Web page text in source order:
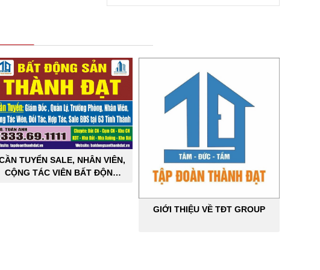
TUYỂN SALE, NHÂN VIÊN,
CỘNG TÁC VIÊN BẤT ĐỘNG
GIỚI THIỆU VỀ TĐT GROUP